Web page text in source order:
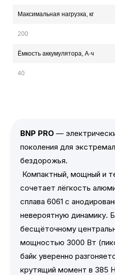
Максимальная нагрузка, кг
200
Ёмкость аккумулятора, А·ч
40
BNP PRO —
поколения для
бездорожья.
Компактный, мощный и
сочетает лёгкость
сплава 6061 с
невероятную динамику.
бесщёточному
мощностью 3000 Вт
байк уверенно
крутящий момент в 385